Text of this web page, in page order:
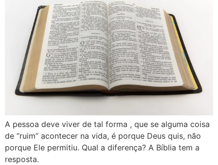
A pessoa deve viver de tal forma , que se alguma coisa
de “ruim” acontecer na vida, é porque Deus quis, não
porque Ele permitiu. Qual a diferença? A Bíblia tem a
resposta.